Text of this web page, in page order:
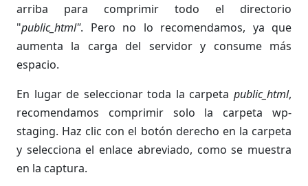
arriba para comprimir todo el directorio
"public_html". Pero no lo recomendamos, ya que
aumenta la carga del servidor y consume más
espacio.
En lugar de seleccionar toda la carpeta public_html,
recomendamos comprimir solo la carpeta wp-
staging. Haz clic con el botón derecho en la carpeta
y selecciona el enlace abreviado, como se muestra
en la captura.